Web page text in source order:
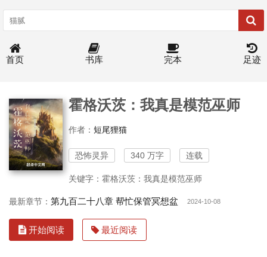
首页 书库 完本 足迹
霍格沃茨：我真是模范巫师
作者： 短尾狸猫
恐怖灵异 340 万字 连载
关键字：霍格沃茨：我真是模范巫师
最新章节： 第九百二十八章 帮忙保管冥想盆 2024-10-08
开始阅读 最近阅读